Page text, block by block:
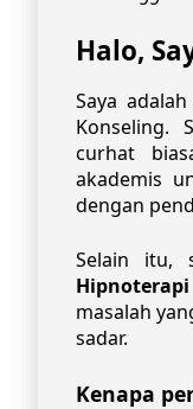
Halo,
Saya
Konseling.
curhat
akademis
dengan
Selain itu,
Hipnoterapi
masalah
sadar.
Kenapa